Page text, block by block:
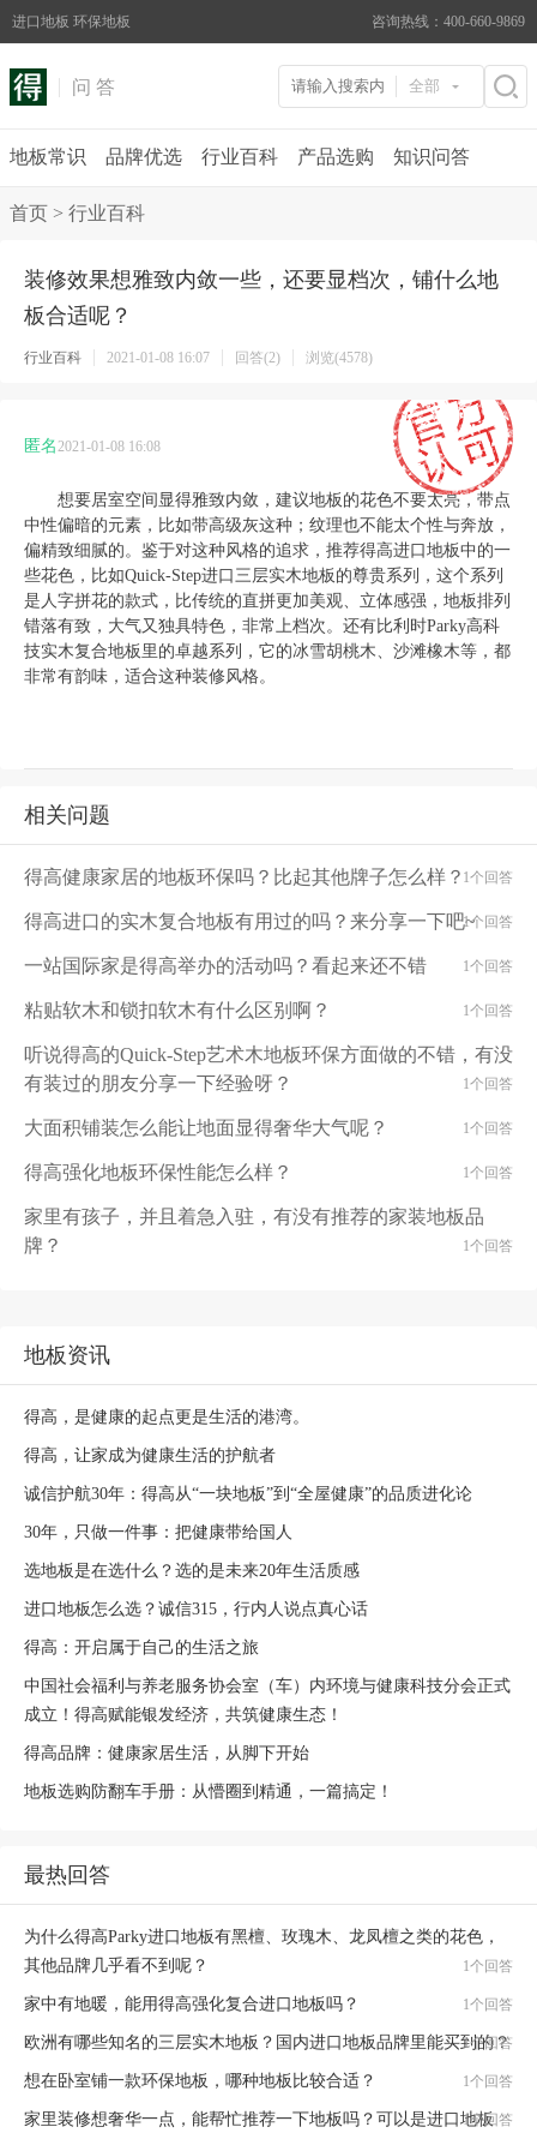
进口地板 环保地板 咨询热线：400-660-9869
问 答 全部
地板常识 品牌优选 行业百科 产品选购 知识问答
首页 > 行业百科
装修效果想雅致内敛一些，还要显档次，铺什么地
板合适呢？
行业百科 2021-01-08 16:07 回答(2) 浏览(4578)
匿名2021-01-08 16:08
想要居室空间显得雅致内敛，建议地板的花色不要太亮，带点
中性偏暗的元素，比如带高级灰这种；纹理也不能太个性与奔放，
偏精致细腻的。鉴于对这种风格的追求，推荐得高进口地板中的一
些花色，比如Quick-Step进口三层实木地板的尊贵系列，这个系列
是人字拼花的款式，比传统的直拼更加美观、立体感强，地板排列
错落有致，大气又独具特色，非常上档次。还有比利时Parky高科
技实木复合地板里的卓越系列，它的冰雪胡桃木、沙滩橡木等，都
非常有韵味，适合这种装修风格。
相关问题
得高健康家居的地板环保吗？比起其他牌子怎么样？1个回答
得高进口的实木复合地板有用过的吗？来分享一下吧~1个回答
一站国际家是得高举办的活动吗？看起来还不错 1个回答
粘贴软木和锁扣软木有什么区别啊？ 1个回答
听说得高的Quick-Step艺术木地板环保方面做的不错，有没
有装过的朋友分享一下经验呀？
1个回答
大面积铺装怎么能让地面显得奢华大气呢？ 1个回答
得高强化地板环保性能怎么样？ 1个回答
家里有孩子，并且着急入驻，有没有推荐的家装地板品
牌？
1个回答
地板资讯
得高，是健康的起点更是生活的港湾。
得高，让家成为健康生活的护航者
诚信护航30年：得高从“一块地板”到“全屋健康”的品质进化论
30年，只做一件事：把健康带给国人
选地板是在选什么？选的是未来20年生活质感
进口地板怎么选？诚信315，行内人说点真心话
得高：开启属于自己的生活之旅
中国社会福利与养老服务协会室（车）内环境与健康科技分会正式
成立！得高赋能银发经济，共筑健康生态！
得高品牌：健康家居生活，从脚下开始
地板选购防翻车手册：从懵圈到精通，一篇搞定！
最热回答
为什么得高Parky进口地板有黑檀、玫瑰木、龙凤檀之类的花色，
其他品牌几乎看不到呢？
1个回答
家中有地暖，能用得高强化复合进口地板吗？ 1个回答
欧洲有哪些知名的三层实木地板？国内进口地板品牌里能买到的？
1个回答
想在卧室铺一款环保地板，哪种地板比较合适？ 1个回答
家里装修想奢华一点，能帮忙推荐一下地板吗？可以是进口地板
1个回答